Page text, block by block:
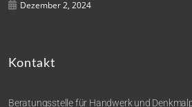
Dezember 2, 2024
Kontakt
Beratungsstelle für Handwerk und